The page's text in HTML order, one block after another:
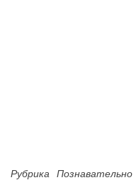
Рубрика Познавательно